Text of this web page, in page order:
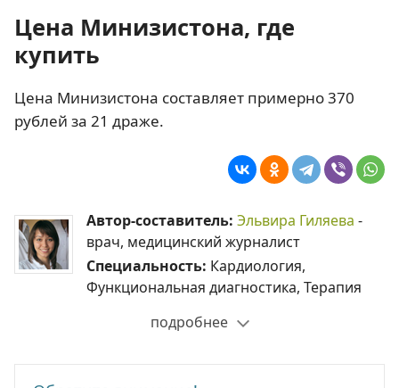
Цена Минизистона, где
купить
Цена Минизистона составляет примерно 370
рублей за 21 драже.
Автор-составитель: Эльвира Гиляева -
врач, медицинский журналист
Специальность: Кардиология,
Функциональная диагностика, Терапия
подробнее